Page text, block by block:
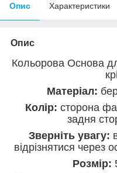
Опис Характеристики
Опис
Кольорова Основа
Матеріал:
Колір: сторона
задня
Зверніть увагу:
відрізнятися через
Розмір: